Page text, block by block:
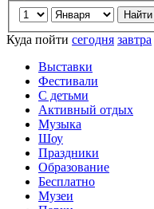
Куда пойти сегодня завтра
Выставки
Фестивали
С детьми
Активный отдых
Музыка
Шоу
Праздники
Образование
Бесплатно
Музеи